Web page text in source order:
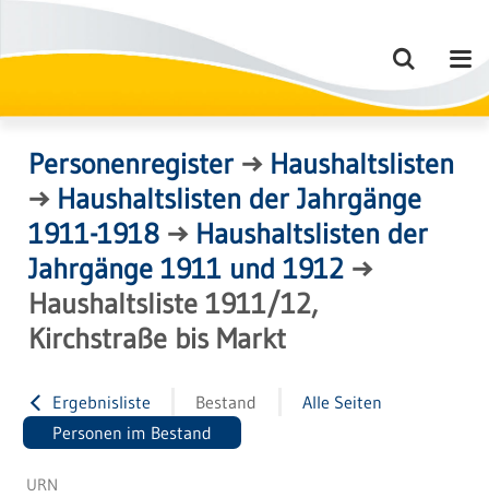
Personenregister→ Haushaltslisten
→ Haushaltslisten der Jahrgänge
1911-1918 → Haushaltslisten der
Jahrgänge 1911 und 1912 →
Haushaltsliste 1911/12,
Kirchstraße bis Markt
Ergebnisliste Bestand
Alle Seiten
Personen im Bestand
URN